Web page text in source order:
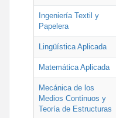
Ingeniería Textil y
Papelera
Lingüística Aplicada
Matemática Aplicada
Mecánica de los
Medios Continuos y
Teoría de Estructuras